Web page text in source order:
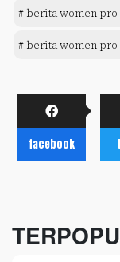
# berita women pro
# berita women pro
facebook